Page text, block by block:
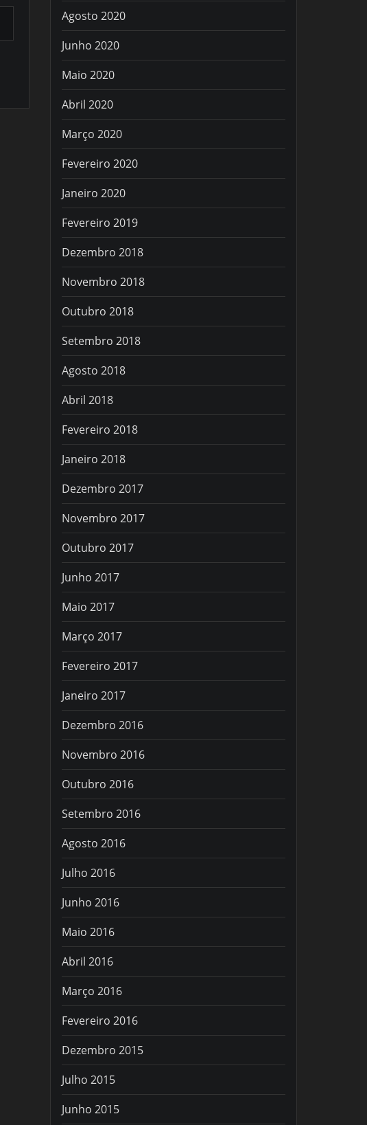
Agosto 2020
Junho 2020
Maio 2020
Abril 2020
Março 2020
Fevereiro 2020
Janeiro 2020
Fevereiro 2019
Dezembro 2018
Novembro 2018
Outubro 2018
Setembro 2018
Agosto 2018
Abril 2018
Fevereiro 2018
Janeiro 2018
Dezembro 2017
Novembro 2017
Outubro 2017
Junho 2017
Maio 2017
Março 2017
Fevereiro 2017
Janeiro 2017
Dezembro 2016
Novembro 2016
Outubro 2016
Setembro 2016
Agosto 2016
Julho 2016
Junho 2016
Maio 2016
Abril 2016
Março 2016
Fevereiro 2016
Dezembro 2015
Julho 2015
Junho 2015